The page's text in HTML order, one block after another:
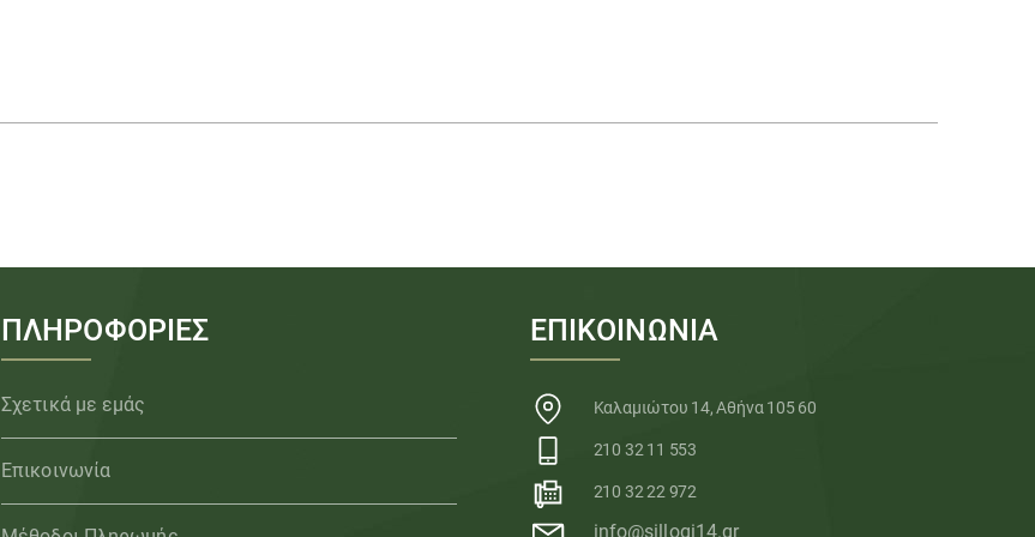
ΠΛΗΡΟΦΟΡΙΕΣ
Σχετικά με εμάς
Επικοινωνία
ΕΠΙΚΟΙΝΩΝΙΑ
Καλαμιώτου 14, Αθήνα 105 60
210 32 11 553
210 32 22 972